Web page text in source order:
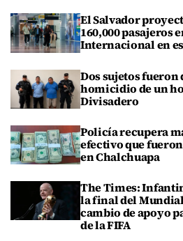
El Salvador
160,000 pasajeros
Internacional en
Dos sujetos
homicidio de un
Divisadero
Policía recupera
efectivo que
en Chalchuapa
The Times:
la final del
cambio de apoyo
de la FIFA